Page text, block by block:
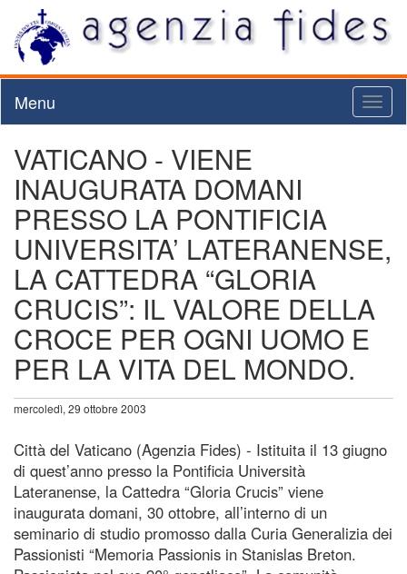
Menu
VATICANO - VIENE
INAUGURATA DOMANI
PRESSO LA PONTIFICIA
UNIVERSITA’ LATERANENSE,
LA CATTEDRA “GLORIA
CRUCIS”: IL VALORE DELLA
CROCE PER OGNI UOMO E
PER LA VITA DEL MONDO.
mercoledì, 29 ottobre 2003
Città del Vaticano (Agenzia Fides) - Istituita il 13 giugno
di quest’anno presso la Pontificia Università
Lateranense, la Cattedra “Gloria Crucis” viene
inaugurata domani, 30 ottobre, all’interno di un
seminario di studio promosso dalla Curia Generalizia dei
Passionisti “Memoria Passionis in Stanislas Breton.